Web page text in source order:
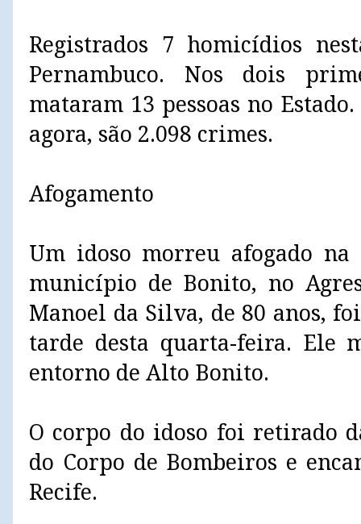
Registrados 7 homicídios
Pernambuco. Nos dois
mataram 13 pessoas no
agora, são 2.098 crimes.
Afogamento
Um idoso morreu afogado na
município de Bonito, no
Manoel da Silva, de 80 anos,
tarde desta quarta-feira. Ele
entorno de Alto Bonito.
O corpo do idoso foi retirado
do Corpo de Bombeiros e
Recife.